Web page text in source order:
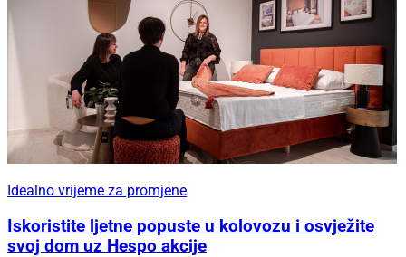
Idealno vrijeme za promjene
Iskoristite ljetne popuste u kolovozu i osvježite
svoj dom uz Hespo akcije